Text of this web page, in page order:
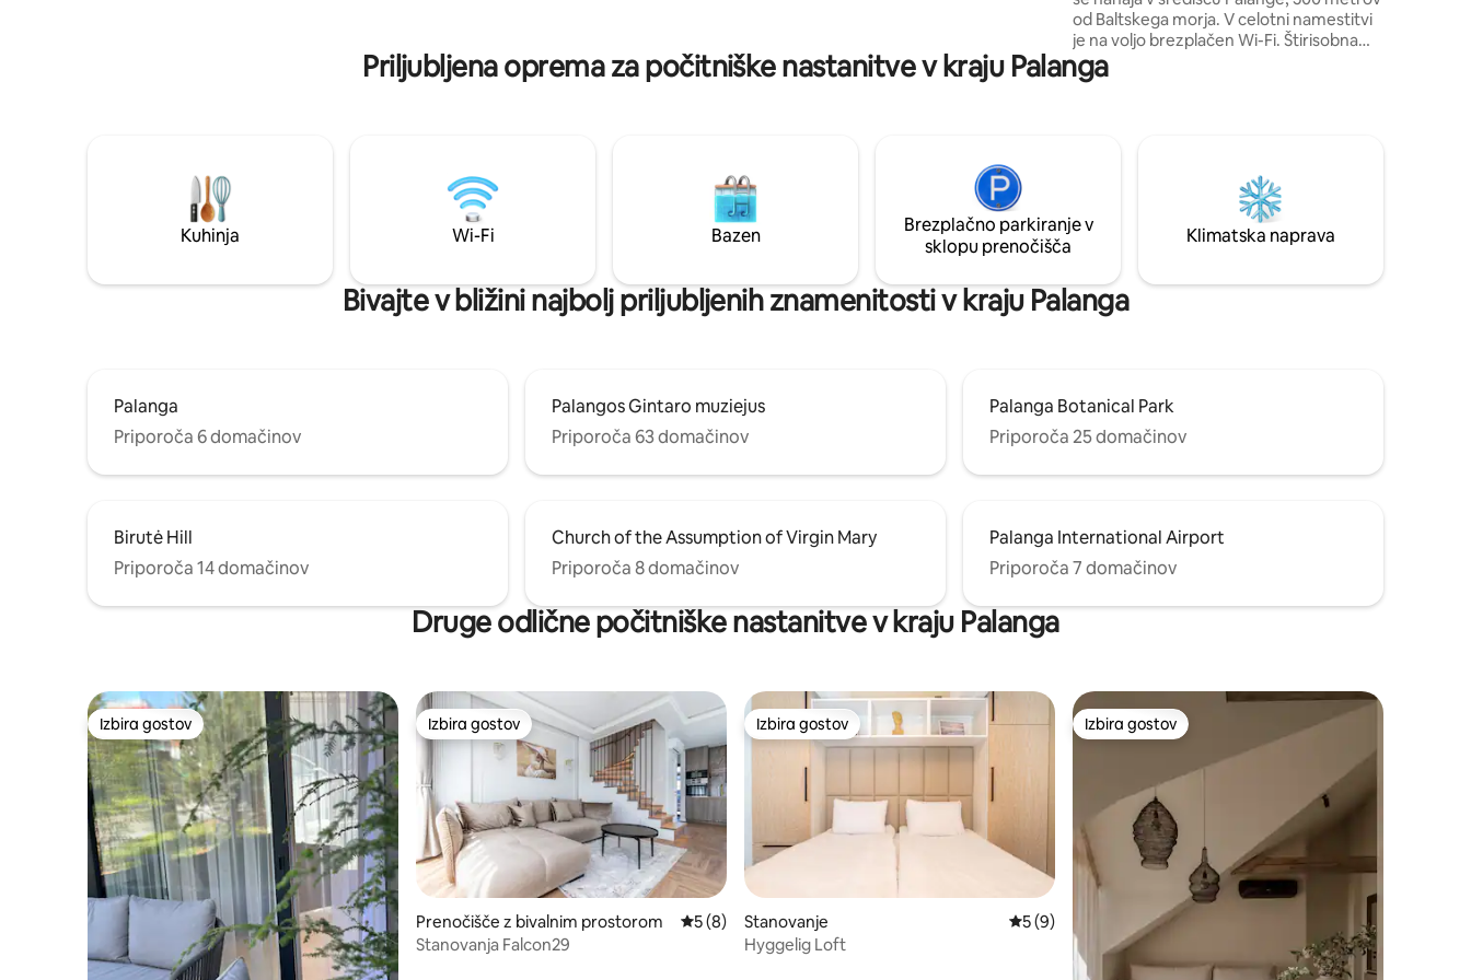
od Baltskega morja. V celotni namestitvi
je na voljo brezplačen Wi-Fi. Štirisobna
hiša ima kopalnico, kuhinjo, kjer lahko
pripravite obroke, in udobno knjižnico.
600 metrov od pomola Palanga, 600
metrov od središča mesta in 5 km od
mednarodnega letališča Palanga.
Priljubljena oprema za počitniške nastanitve v kraju Palanga
Kuhinja Wi-Fi Bazen
Brezplačno parkiranje v
sklopu prenočišča
Klimatska naprava
Bivajte v bližini najbolj priljubljenih znamenitosti v kraju Palanga
Palanga
Priporoča 6 domačinov
Palangos Gintaro muziejus
Priporoča 63 domačinov
Palanga Botanical Park
Priporoča 25 domačinov
Birutė Hill
Priporoča 14 domačinov
Church of the Assumption of Virgin Mary
Priporoča 8 domačinov
Palanga International Airport
Priporoča 7 domačinov
Druge odlične počitniške nastanitve v kraju Palanga
Izbira gostov
Izbira gostov Izbira gostov
Izbira gostov
Prenočišče z bivalnim prostorom Povprečna ocena: 5 od 5, št. mnenj: 8
5 (8)
Stanovanja Falcon29
Izbira gostov
Izbira gostov
Stanovanje Povprečna ocena: 5 od 5, št. mnenj: 9
5 (9)
Hyggelig Loft
Izbira gostov
Izbira gostov